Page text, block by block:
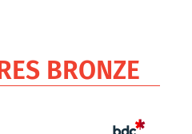
BRONZE